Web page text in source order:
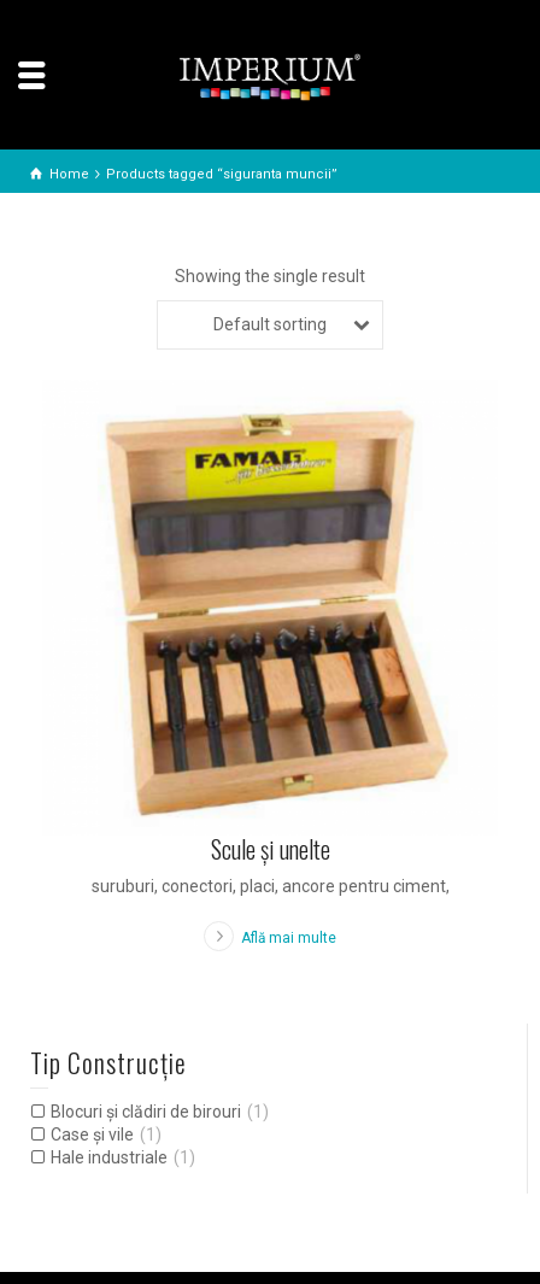
Home Products tagged “siguranta muncii”
Showing the single result
Default sorting
Scule și unelte
suruburi, conectori, placi, ancore pentru ciment,
Află mai multe
Tip Construcție
Blocuri și clădiri de birouri (1)
Case și vile (1)
Hale industriale (1)